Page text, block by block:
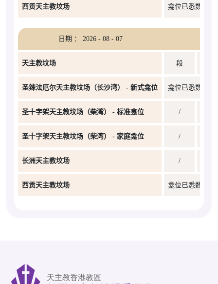
西贡天主教坟场 龛位已悉数编配
日期 ： 2026 - 08 - 07
天主教坟场 段
圣辣法厄尔天主教坟场（长沙湾） - 新式龛位 龛位已悉数编配
圣十字架天主教坟场（柴湾） - 标准龛位 /
圣十字架天主教坟场（柴湾） - 家庭龛位 /
长洲天主教坟场 /
西贡天主教坟场 龛位已悉数编配